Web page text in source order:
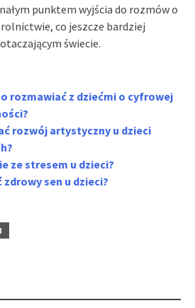
punktem wyjścia do rozmów o
co jeszcze bardziej
świecie.
rozmawiać z dziećmi o cyfrowej
rozwój artystyczny u dzieci
ze stresem u dzieci?
sen u dzieci?